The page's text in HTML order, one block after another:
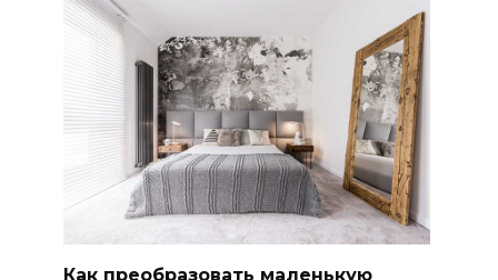
Как преобразовать маленькую